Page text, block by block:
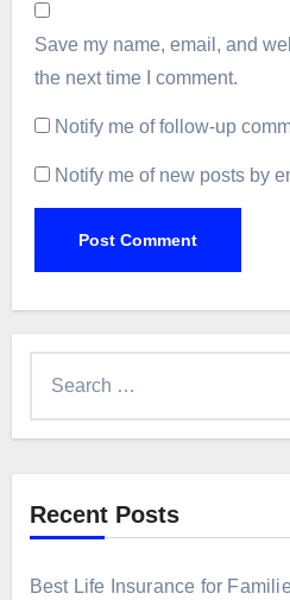
Save my name, email, and
the next time I comment.
Notify me of follow-up
Notify me of new posts by
Recent Posts
Best Life Insurance for